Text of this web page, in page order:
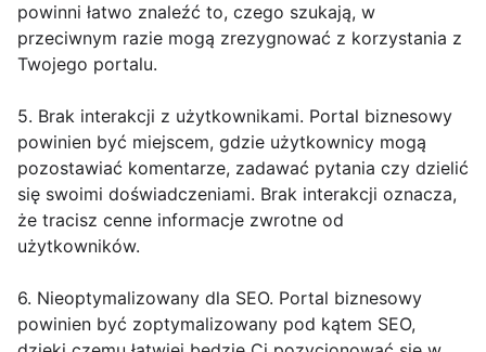
powinni łatwo znaleźć to, czego szukają, w
przeciwnym razie mogą zrezygnować z korzystania z
Twojego portalu.
5. Brak interakcji z użytkownikami. Portal biznesowy
powinien być miejscem, gdzie użytkownicy mogą
pozostawiać komentarze, zadawać pytania czy dzielić
się swoimi doświadczeniami. Brak interakcji oznacza,
że tracisz cenne informacje zwrotne od
użytkowników.
6. Nieoptymalizowany dla SEO. Portal biznesowy
powinien być zoptymalizowany pod kątem SEO,